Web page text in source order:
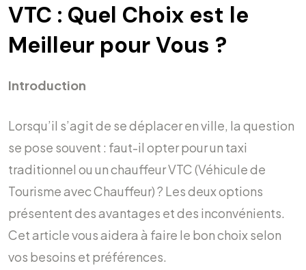
VTC : Quel Choix est le
Meilleur pour Vous ?
Introduction
Lorsqu’il s’agit de se déplacer en ville, la question
se pose souvent : faut-il opter pour un taxi
traditionnel ou un chauffeur VTC (Véhicule de
Tourisme avec Chauffeur) ? Les deux options
présentent des avantages et des inconvénients.
Cet article vous aidera à faire le bon choix selon
vos besoins et préférences.